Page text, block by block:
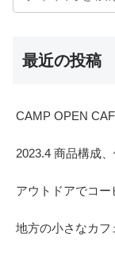
最近の投稿
CAMP OPEN
2023.4 商品構成
アウトドアでコ
地方の小さなカ